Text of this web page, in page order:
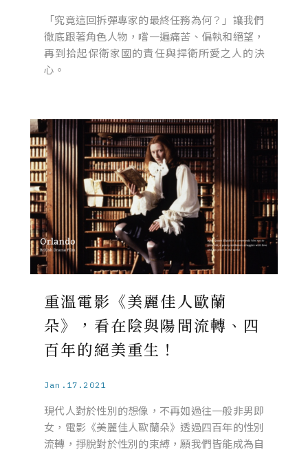
「究竟這回拆彈專家的最終任務為何？」讓我們
徹底跟著角色人物，嚐一遍痛苦、偏執和絕望，
再到拾起保衛家國的責任與捍衛所愛之人的決
心。
重溫電影《美麗佳人歐蘭
朵》，看在陰與陽間流轉、四
百年的絕美重生！
Jan.17.2021
現代人對於性別的想像，不再如過往一般非男即
女，電影《美麗佳人歐蘭朵》透過四百年的性別
流轉，掙脫對於性別的束縛，願我們皆能成為自